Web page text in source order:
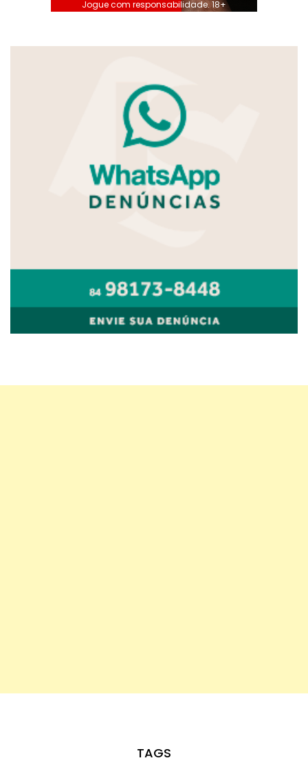
Jogue com responsabilidade. 18+
TAGS